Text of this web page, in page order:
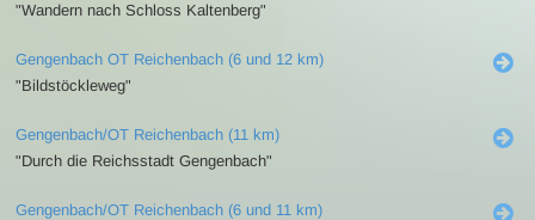
"Wandern nach Schloss Kaltenberg"
Gengenbach OT Reichenbach (6 und 12 km)
"Bildstöckleweg"
Gengenbach/OT Reichenbach (11 km)
"Durch die Reichsstadt Gengenbach"
Gengenbach/OT Reichenbach (6 und 11 km)